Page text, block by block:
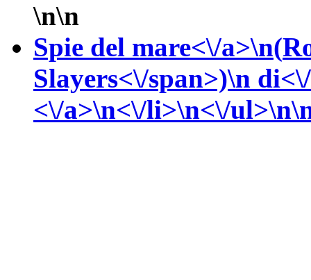
\n\n
Spie del mare<\/a>\n(
Slayers<\/span>)\n
<\/a>\n<\/li>\n<\/